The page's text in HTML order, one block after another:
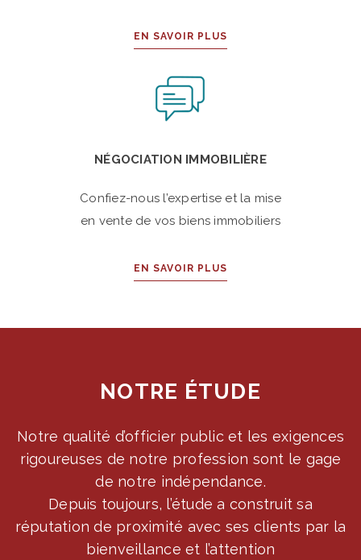
EN SAVOIR PLUS
NÉGOCIATION IMMOBILIÈRE
Confiez-nous l’expertise et la mise
en vente de vos biens immobiliers
EN SAVOIR PLUS
NOTRE ÉTUDE
Notre qualité d’officier public et les exigences
rigoureuses de notre profession sont le gage
de notre indépendance.
Depuis toujours, l’étude a construit sa
réputation de proximité avec ses clients par la
bienveillance et l’attention